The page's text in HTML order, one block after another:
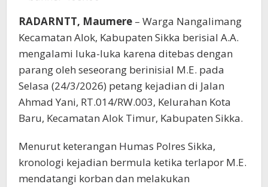
RADARNTT, Maumere – Warga Nangalimang
Kecamatan Alok, Kabupaten Sikka berisial A.A.
mengalami luka-luka karena ditebas dengan
parang oleh seseorang berinisial M.E. pada
Selasa (24/3/2026) petang kejadian di Jalan
Ahmad Yani, RT.014/RW.003, Kelurahan Kota
Baru, Kecamatan Alok Timur, Kabupaten Sikka.
Menurut keterangan Humas Polres Sikka,
kronologi kejadian bermula ketika terlapor M.E.
mendatangi korban dan melakukan